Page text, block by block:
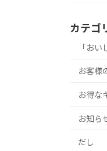
カテゴ
「お
お客様
お得な
お知ら
だし